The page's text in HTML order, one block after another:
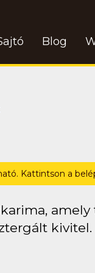
Blog
Kattintson a
kivitel.